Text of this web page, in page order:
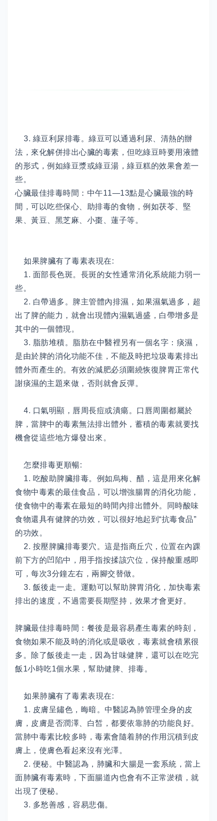
3. 綠豆利尿排毒。綠豆可以通過利尿、清熱的辦
法，來化解併排出心臟的毒素，但吃綠豆時要用液體
的形式，例如綠豆漿或綠豆湯，綠豆糕的效果會差一
些。
心臟最佳排毒時間：中午11—13點是心臟最強的時
間，可以吃些保心、助排毒的食物，例如茯苓、堅
果、黃豆、黑芝麻、小棗、蓮子等。
如果脾臟有了毒素表現在:
1. 面部長色斑。長斑的女性通常消化系統能力弱一
些。
2. 白帶過多。脾主管體內排濕，如果濕氣過多，超
出了脾的能力，就會出現體內濕氣過盛，白帶增多是
其中的一個體現。
3. 脂肪堆積。脂肪在中醫裡另有一個名字：痰濕，
是由於脾的消化功能不佳，不能及時把垃圾毒素排出
體外而產生的。有效的減肥必須圍繞恢復脾胃正常代
謝痰濕的主題來做，否則就會反彈。
4. 口氣明顯，唇周長痘或潰瘍。口唇周圍都屬於
脾，當脾中的毒素無法排出體外，蓄積的毒素就要找
機會從這些地方爆發出來。
怎麼排毒更順暢:
1. 吃酸助脾臟排毒。例如烏梅、醋，這是用來化解
食物中毒素的最佳食品，可以增強腸胃的消化功能，
使食物中的毒素在最短的時間內排出體外。同時酸味
食物還具有健脾的功效，可以很好地起到“抗毒食品”
的功效。
2. 按壓脾臟排毒要穴。這是指商丘穴，位置在內踝
前下方的凹陷中，用手指按揉該穴位，保持酸重感即
可，每次3分鐘左右，兩腳交替做。
3. 飯後走一走。運動可以幫助脾胃消化，加快毒素
排出的速度，不過需要長期堅持，效果才會更好。
脾臟最佳排毒時間：餐後是最容易產生毒素的時刻，
食物如果不能及時的消化或是吸收，毒素就會積累很
多。除了飯後走一走，因為甘味健脾，還可以在吃完
飯1小時吃1個水果，幫助健脾、排毒。
如果肺臟有了毒素表現在:
1. 皮膚呈鏽色，晦暗。中醫認為肺管理全身的皮
膚，皮膚是否潤澤、白皙，都要依靠肺的功能良好。
當肺中毒素比較多時，毒素會隨着肺的作用沉積到皮
膚上，使膚色看起來沒有光澤。
2. 便秘。中醫認為，肺臟和大腸是一套系統，當上
面肺臟有毒素時，下面腸道內也會有不正常淤積，就
出現了便秘。
3. 多愁善感，容易悲傷。